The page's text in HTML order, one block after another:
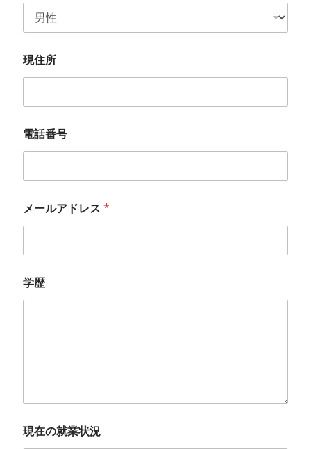
現住所
電話番号
メールアドレス*
学歴
現在の就業状況